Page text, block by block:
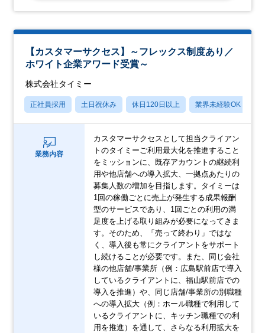
【カスタマーサクセス】～フレックス制度あり／
ホワイト企業アワード受賞～
株式会社タイミー
正社員採用 土日祝休み 休日120日以上 業界未経験OK
業務内容
カスタマーサクセスとして担当クライアン
トのタイミーご利用最大化を推進すること
をミッションに、既存アカウントの継続利
用や他店舗への導入拡大、一拠点あたりの
募集人数の増加を目指します。タイミーは
1回の稼働ごとに売上が発生する成果報酬
型のサービスであり、1回ごとの利用の満
足度を上げる取り組みが必要になってきま
す。そのため、「売って終わり」ではな
く、導入後も常にクライアントをサポート
し続けることが必要です。また、同じ会社
様の他店舗/事業所（例：広島駅前店で導入
しているクライアントに、福山駅前店での
導入を推進）や、同じ店舗/事業所の別職種
への導入拡大（例：ホール職種で利用して
いるクライアントに、キッチン職種での利
用を推進）を通して、さらなる利用拡大を